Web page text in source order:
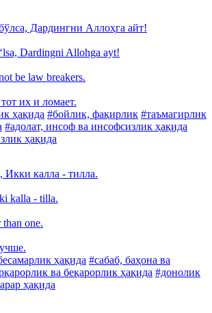
Дардингни Аллоҳга айт!
Dardingni Allohga ayt!
be law breakers.
их и ломает.
ҳақида #бойлик, фақирлик #таъмагирлик
#адолат, инсоф ва инсофсизлик ҳақида
ҳақида
калла - тилла.
kalla - tilla.
than one.
ҳақида #сабаб, баҳона ва
ва беқарорлик ҳақида #донолик
ҳақида